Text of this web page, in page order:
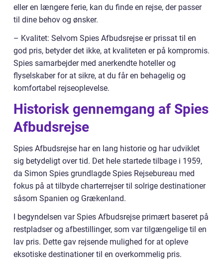
eller en længere ferie, kan du finde en rejse, der passer
til dine behov og ønsker.
– Kvalitet: Selvom Spies Afbudsrejse er prissat til en
god pris, betyder det ikke, at kvaliteten er på kompromis.
Spies samarbejder med anerkendte hoteller og
flyselskaber for at sikre, at du får en behagelig og
komfortabel rejseoplevelse.
Historisk gennemgang af Spies
Afbudsrejse
Spies Afbudsrejse har en lang historie og har udviklet
sig betydeligt over tid. Det hele startede tilbage i 1959,
da Simon Spies grundlagde Spies Rejsebureau med
fokus på at tilbyde charterrejser til solrige destinationer
såsom Spanien og Grækenland.
I begyndelsen var Spies Afbudsrejse primært baseret på
restpladser og afbestillinger, som var tilgængelige til en
lav pris. Dette gav rejsende mulighed for at opleve
eksotiske destinationer til en overkommelig pris.